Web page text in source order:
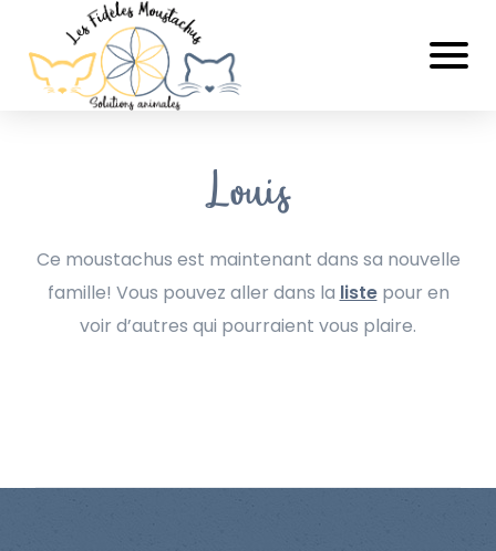
Louis
Ce moustachus est maintenant dans sa nouvelle
famille! Vous pouvez aller dans la listepour en
voir d’autres qui pourraient vous plaire.